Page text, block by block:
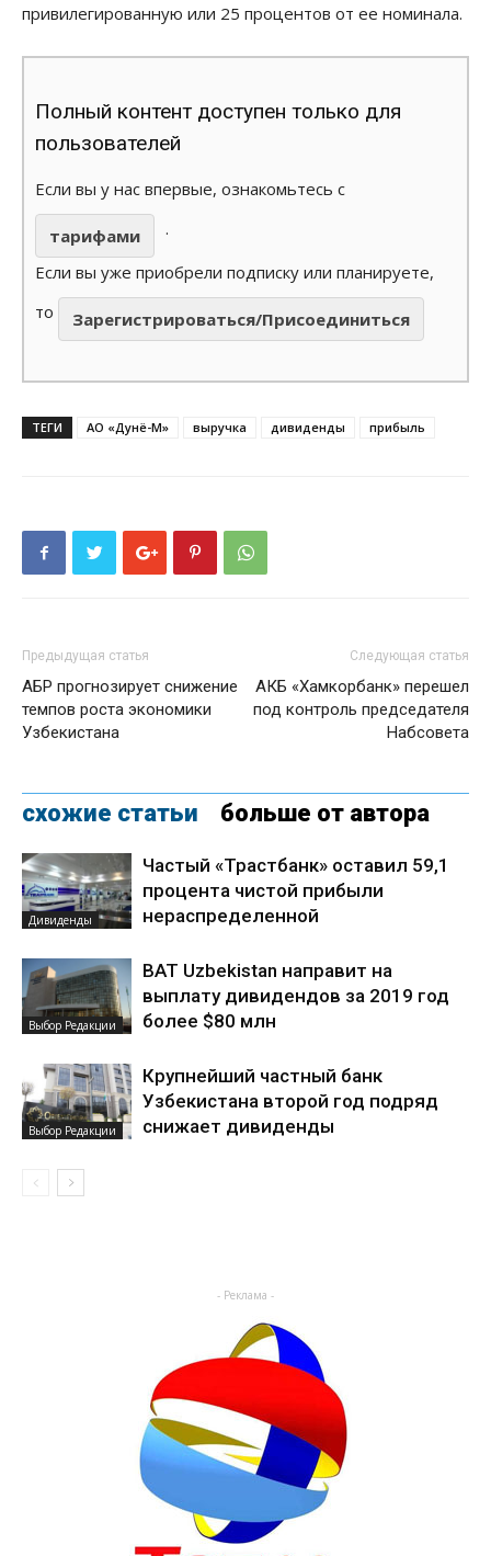
привилегированную или 25 процентов от ее номинала.
Полный контент доступен только для
пользователей
Если вы у нас впервые, ознакомьтесь с
тарифами
.
Если вы уже приобрели подписку или планируете,
то
Зарегистрироваться/Присоединиться
ТЕГИ АО «Дунё-М» выручка дивиденды прибыль
Предыдущая статья
АБР прогнозирует снижение
темпов роста экономики
Узбекистана
Следующая статья
АКБ «Хамкорбанк» перешел
под контроль председателя
Набсовета
схожие статьи больше от автора
Дивиденды
Частый «Трастбанк» оставил 59,1
процента чистой прибыли
нераспределенной
Выбор Редакции
BAT Uzbekistan направит на
выплату дивидендов за 2019 год
более $80 млн
Выбор Редакции
Крупнейший частный банк
Узбекистана второй год подряд
снижает дивиденды
- Реклама -